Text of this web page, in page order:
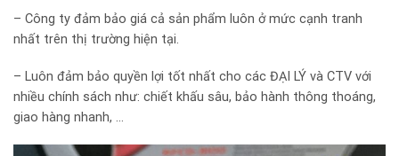
– Công ty đảm bảo giá cả sản phẩm luôn ở mức cạnh tranh
nhất trên thị trường hiện tại.
– Luôn đảm bảo quyền lợi tốt nhất cho các ĐẠI LÝ và CTV với
nhiều chính sách như: chiết khấu sâu, bảo hành thông thoáng,
giao hàng nhanh, …